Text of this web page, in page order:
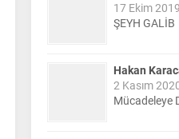
17 Ekim
ŞEYH GALİB
Hakan
2 Kasım
Mücadeleye